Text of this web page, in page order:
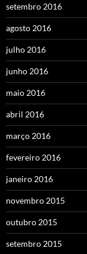
setembro 2016
agosto 2016
julho 2016
junho 2016
maio 2016
abril 2016
março 2016
fevereiro 2016
janeiro 2016
novembro 2015
outubro 2015
setembro 2015